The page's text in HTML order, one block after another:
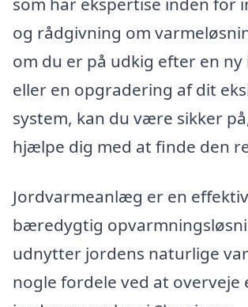
og rådgivning om
om du er på udkig efter en
eller en opgradering af dit
system, kan du være sikker
hjælpe dig med at finde den
Jordvarmeanlæg er en
bæredygtig
udnytter jordens naturlige
nogle fordele ved at overveje